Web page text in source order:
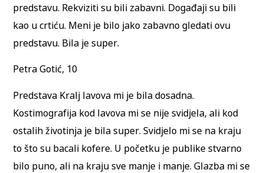
predstavu. Rekviziti su bili zabavni. Događaji su bili
kao u crtiću. Meni je bilo jako zabavno gledati ovu
predstavu. Bila je super.
Petra Gotić, 10
Predstava Kralj lavova mi je bila dosadna.
Kostimografija kod lavova mi se nije svidjela, ali kod
ostalih životinja je bila super. Svidjelo mi se na kraju
to što su bacali kofere. U početku je publike stvarno
bilo puno, ali na kraju sve manje i manje. Glazba mi se